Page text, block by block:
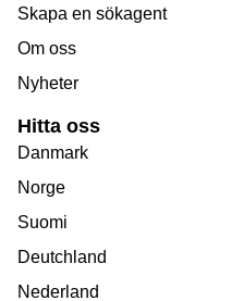
Skapa en sökagent
Om oss
Nyheter
Hitta oss
Danmark
Norge
Suomi
Deutchland
Nederland